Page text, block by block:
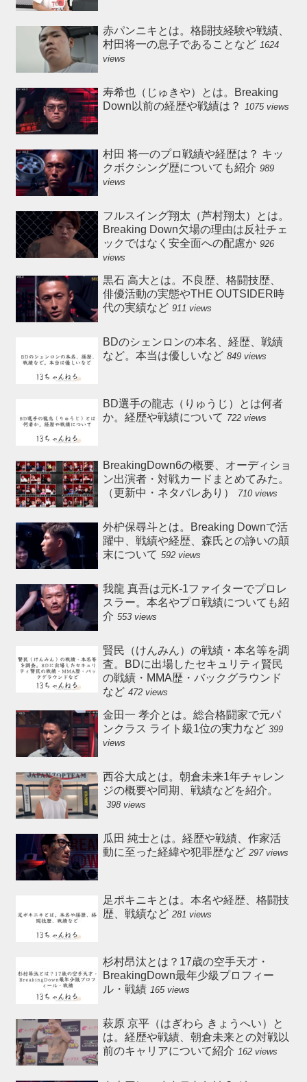
赤パンニキとは。格闘技経験や戦績、
村田将一の息子であることなど 1624
views
寿希也（じゅきや）とは。Breaking
Down以前の経歴や戦績は？
1075 views
村田 将一のプロ戦績や経歴は？ キッ
クボクシング歴についても紹介 989
views
フルスイング翔太（芦村翔太）とは。
Breaking Down欠場の理由は反社チェ
ックではなく安全面への配慮か 926
views
黒石 高大とは。不良歴、格闘技歴、
俳優活動の実態やTHE OUTSIDER時
代の実績など 911 views
BDのシェンロンの本名、経歴、戦績
など。本当は優しいなど 849 views
BD選手の龍志（りゅうじ）とは何者
か。経歴や戦績について 722 views
BreakingDown6の概要、オーディショ
ン出演者・対戦カードまとめてみた。
（更新中・ネタバレあり）
710 views
外枦保尋斗とは。Breaking Downで活
躍中、戦績や経歴、森氏との諍いの顛
末について 592 views
我龍 真吾は元K-1ファイターでプロレ
スラー。本名やプロ戦績についても紹
介 553 views
賢民（けんみん）の戦績・本名等を調
査。BDに出場したセキュリティ賢民
の戦績・MMA歴・バックグラウンド
など 472 views
金田一 孝介とは。総合格闘家で元パ
ンクラス ライト級1位の実力など 399
views
西谷大成とは。朝倉未来1年チャレン
ジの概要や同期、戦績などを紹介。
398 views
瓜田 純士とは。経歴や戦績、作家活
動に至った経緯や犯罪歴など 297 views
足ポキニキとは。本名や経歴、格闘技
歴、戦績など 281 views
杉村昂汰とは？17歳の空手天才・
BreakingDown最年少級プロフィー
ル・戦績 165 views
萩原 京平（はぎわら きょうへい）と
は。経歴や戦績、朝倉未来との対戦以
前のキャリアについて紹介 162 views